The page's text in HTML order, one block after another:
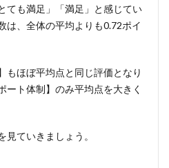
ても満足」「満足」と感じてい
は、全体の平均よりも0.72ポイ
もほぼ平均点と同じ評価となり
ート体制】のみ平均点を大きく
見ていきましょう。